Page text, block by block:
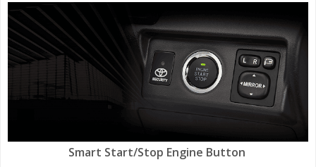
Smart Start/Stop Engine Button